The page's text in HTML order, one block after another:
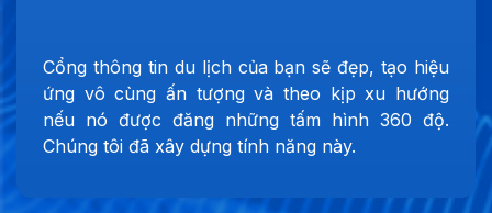
Cổng thông tin du lịch của bạn sẽ đẹp, tạo hiệu
ứng vô cùng ấn tượng và theo kịp xu hướng
nếu nó được đăng những tấm hình 360 độ.
Chúng tôi đã xây dựng tính năng này.